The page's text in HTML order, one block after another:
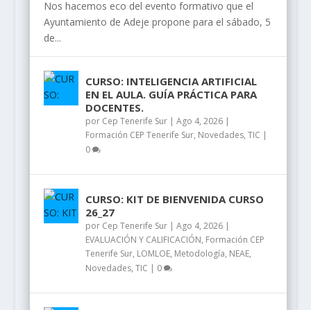
Nos hacemos eco del evento formativo que el
Ayuntamiento de Adeje propone para el sábado, 5
de...
CURSO: INTELIGENCIA ARTIFICIAL
EN EL AULA. GUÍA PRÁCTICA PARA
DOCENTES.
por Cep Tenerife Sur| Ago 4, 2026|
Formación CEP Tenerife Sur, Novedades, TIC |
0
CURSO: KIT DE BIENVENIDA CURSO
26_27
por Cep Tenerife Sur| Ago 4, 2026|
EVALUACIÓN Y CALIFICACIÓN, Formación CEP
Tenerife Sur, LOMLOE, Metodología, NEAE,
Novedades, TIC | 0